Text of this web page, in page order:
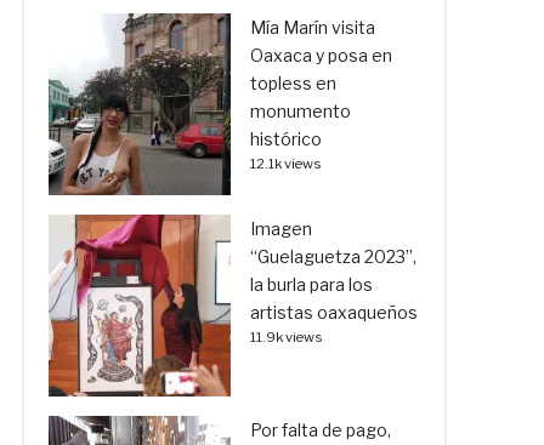
Mía Marín visita
Oaxaca y posa en
topless en
monumento
histórico
12.1k views
Imagen
“Guelaguetza 2023”,
la burla para los
artistas oaxaqueños
11.9k views
Por falta de pago,